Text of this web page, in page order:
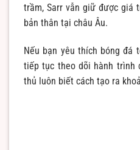
trầm, Sarr vẫn giữ được giá
bản thân tại châu Âu.
Nếu bạn yêu thích bóng đá
tiếp tục theo dõi hành trình
thủ luôn biết cách tạo ra